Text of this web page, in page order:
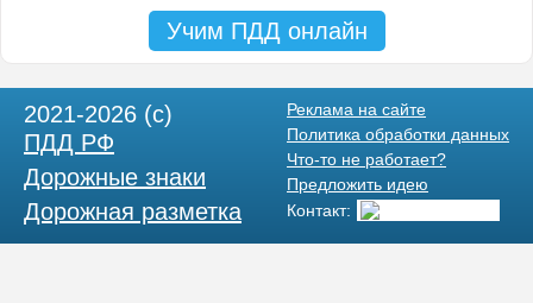
Учим ПДД онлайн
2021-2026 (c)
ПДД РФ
Дорожные знаки
Дорожная разметка
Реклама на сайте
Политика обработки данных
Что-то не работает?
Предложить идею
Контакт: